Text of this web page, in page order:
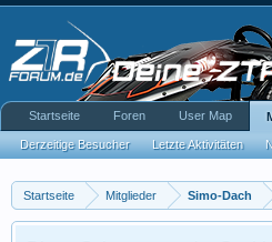
Startseite Mitglieder Simo-Dach
Startseite Foren User Map
Derzeitige Besucher Letzte Aktivitäten